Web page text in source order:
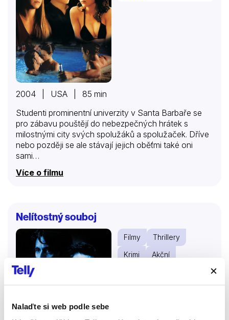
Nalaďte si web podle sebe
2004 | USA | 85 min
Studenti prominentní univerzity v Santa Barbaře se
pro zábavu pouštějí do nebezpečných hrátek s
milostnými city svých spolužáků a spolužaček. Dříve
nebo později se ale stávají jejich oběťmi také oni
sami…
Více o filmu
Nelítostný souboj
Filmy
Thrillery
Krimi
Akční